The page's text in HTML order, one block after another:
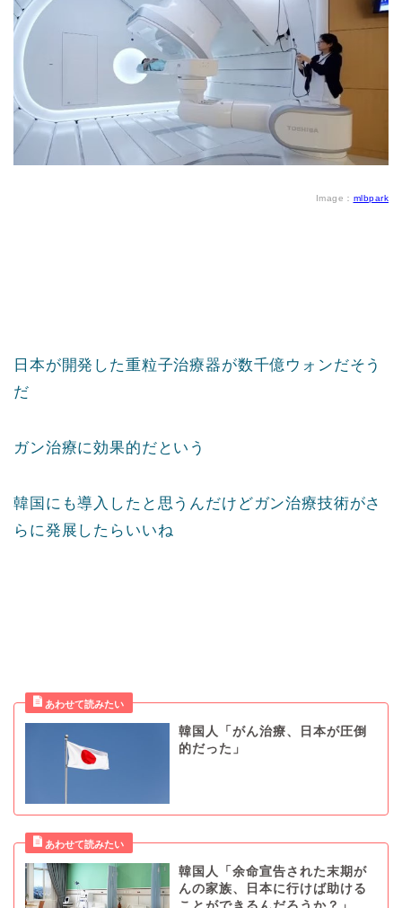
Image： mlbpark
日本が開発した重粒子治療器が数千億ウォンだそう
だ
ガン治療に効果的だという
韓国にも導入したと思うんだけどガン治療技術がさ
らに発展したらいいね
韓国人「がん治療、日本が圧倒
的だった」
韓国人「余命宣告された末期が
んの家族、日本に行けば助ける